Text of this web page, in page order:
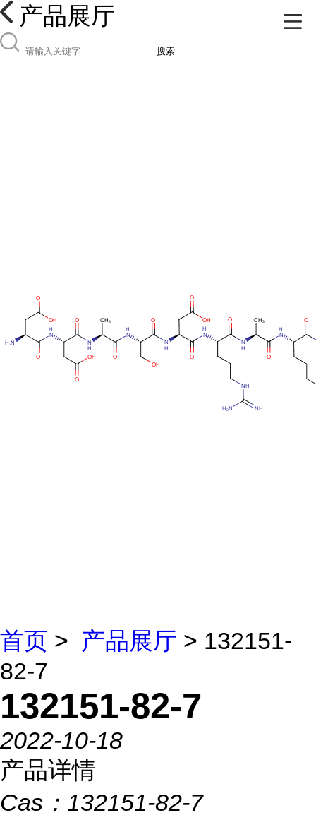
产品展厅
搜索
首页 > 产品展厅 > 132151-
82-7
132151-82-7
2022-10-18
产品详情
Cas： 132151-82-7